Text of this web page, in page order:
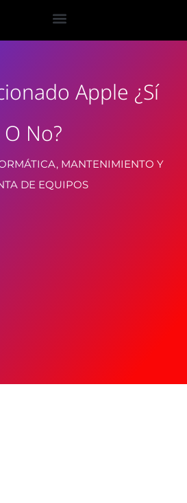
Apple ¿sí
O No?
MANTENIMIENTO Y
DE EQUIPOS